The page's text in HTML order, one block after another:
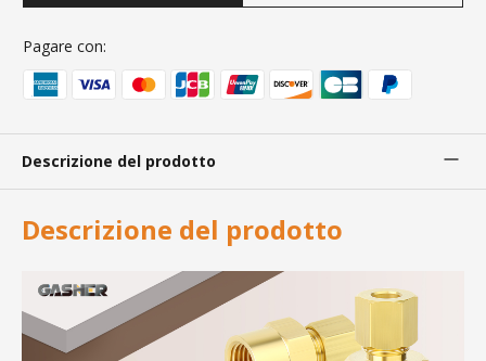
Pagare con:
Descrizione del prodotto
Descrizione del prodotto